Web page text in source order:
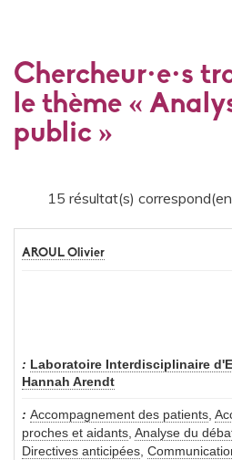
Chercheur·e·s
le thème «
public »
15 résultat(s)
AROUL Olivier
Laboratoire Interdisciplinaire
Hannah Arendt
Accompagnement des patients,
proches et aidants, Analyse du
Directives anticipées,